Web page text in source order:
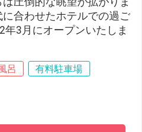
合わせたホテルでの過ご
年3月にオープンいたしま
呂 有料駐車場